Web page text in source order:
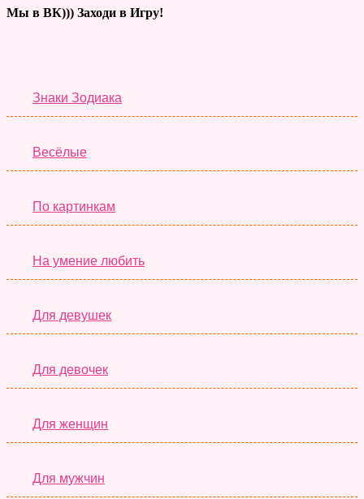
Мы в ВК))) Заходи в Игру!
Знаки Зодиака
Весёлые
По картинкам
На умение любить
Для девушек
Для девочек
Для женщин
Для мужчин